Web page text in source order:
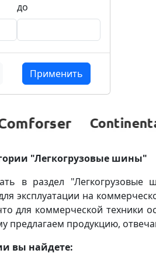
до
Применить
"Легкогрузовые шины"
в раздел "Легкогрузовые
эксплуатации на
для коммерческой техники
предлагаем продукцию,
вы найдете: